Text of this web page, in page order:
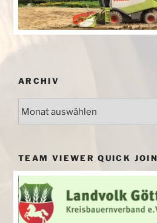
ARCHIV
TEAM VIEWER QUICK JOIN